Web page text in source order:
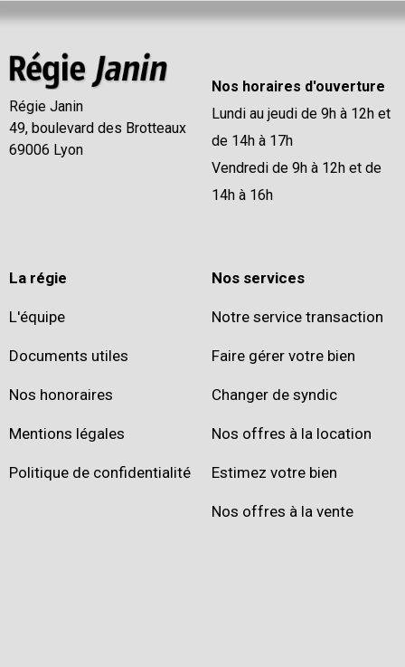
Régie Janin
49, boulevard des Brotteaux
69006 Lyon
Nos horaires d'ouverture
Lundi au jeudi de 9h à 12h et
de 14h à 17h
Vendredi de 9h à 12h et de
14h à 16h
La régie
L'équipe
Documents utiles
Nos honoraires
Mentions légales
Politique de confidentialité
Nos services
Notre service transaction
Faire gérer votre bien
Changer de syndic
Nos offres à la location
Estimez votre bien
Nos offres à la vente